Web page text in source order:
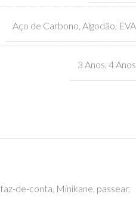
Aço de Carbono Algodão EVA
3 Anos 4 Anos
faz-de-conta, Minikane, passear,